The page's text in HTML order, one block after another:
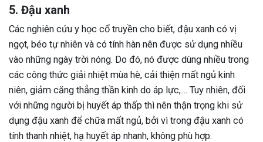
5. Đậu xanh
Các nghiên cứu y học cổ truyền cho biết, đậu xanh có vị
ngọt, béo tự nhiên và có tính hàn nên được sử dụng nhiều
vào những ngày trời nóng. Do đó, nó được dùng nhiều trong
các công thức giải nhiệt mùa hè, cải thiện mất ngủ kinh
niên, giảm căng thẳng thần kinh do áp lực,… Tuy nhiên, đối
với những người bị huyết áp thấp thì nên thận trọng khi sử
dụng đậu xanh để chữa mất ngủ, bởi vì trong đậu xanh có
tính thanh nhiệt, hạ huyết áp nhanh, không phù hợp.